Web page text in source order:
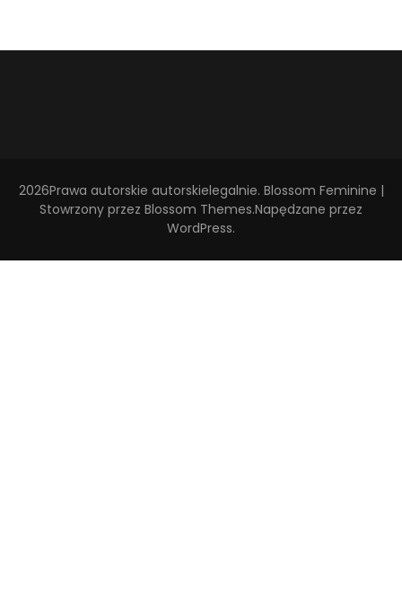
2026Prawa autorskie autorskielegalnie. Blossom Feminine |
Stowrzony przez Blossom Themes.Napędzane przez
WordPress.